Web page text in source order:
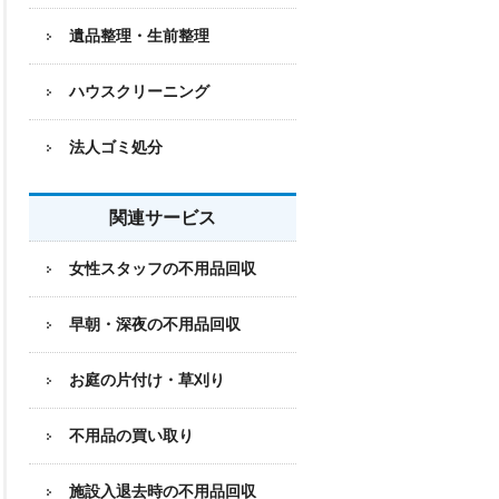
遺品整理・生前整理
ハウスクリーニング
法人ゴミ処分
関連サービス
女性スタッフの不用品回収
早朝・深夜の不用品回収
お庭の片付け・草刈り
不用品の買い取り
施設入退去時の不用品回収